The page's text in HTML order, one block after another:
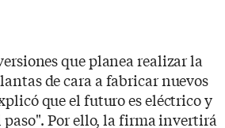
que planea realizar la
de cara a fabricar nuevos
que el futuro es eléctrico y
paso". Por ello, la firma invertirá